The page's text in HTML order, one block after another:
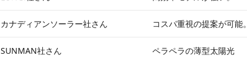
カナディアンソーラー社さん コスパ重視の提案が可能。
SUNMAN社さん ペラペラの薄型太陽光